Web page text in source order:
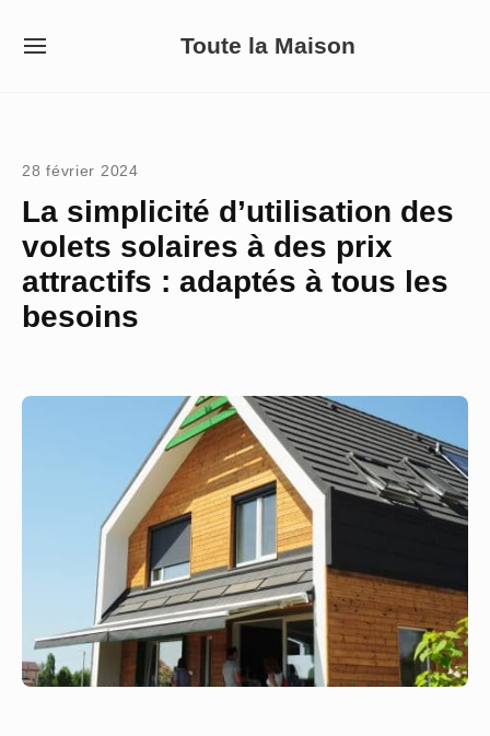
Toute la Maison
SITE
28 février 2024
La simplicité d’utilisation des
volets solaires à des prix
attractifs : adaptés à tous les
besoins